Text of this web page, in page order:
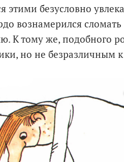
этими безусловно
вознамерился
К тому же, подобного
но не безразличным к